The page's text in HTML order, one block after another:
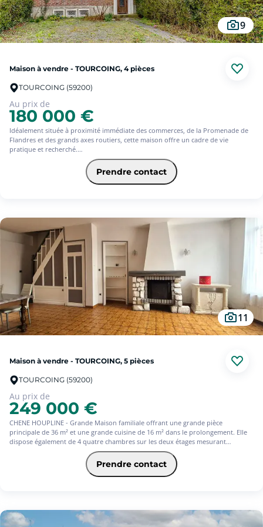
9
Maison à vendre - TOURCOING, 4 pièces
TOURCOING (59200)
Au prix de
180 000 €
Idéalement située à proximité immédiate des commerces, de la Promenade de
Flandres et des grands axes routiers, cette maison offre un cadre de vie
pratique et recherché.
Dès l'entrée, vous découvrez un vaste séjour en L, lumineux et parfaitement
agencé, ouvrant sur une cuisine semi ouverte qui allie convivialité et
À l'extérieur, vous serez séduit par un jardin d'environ 100 m², bien exposé,
chambre, un bureau ou une suite parentale selon vos besoins.
Une cave saine vient compléter ce bien, offrant un espace de stockage
supplémentaire toujours appréciable.
Stationnements aisés. transports à proximité .
Un bien à fort potentiel, idéal pour une famille ou un projet d'évolution !
Quelques travaux de rafraichissement sont à prévoir.
Toiture récente.
Les informations sur les risques auxquels ce bien est exposé sont disponibles
sur le site Géorisques : www. georisques.gouv.fr (5.88 % d'honoraires TTC à la
charge de l'acquéreur.)
Prendre contact
11
Maison à vendre - TOURCOING, 5 pièces
TOURCOING (59200)
Au prix de
249 000 €
CHENE HOUPLINE - Grande Maison familiale offrant une grande pièce
principale de 36 m² et une grande cuisine de 16 m² dans le prolongement. Elle
dispose également de 4 quatre chambres sur les deux étages mesurant
respectivement 17.5 m², 11.5 m² au premier, 15 m² au sol au second ; et d'une
salle de douche au rez-de-chaussée et d'une salle de bains à l'étage. Le jardin
est bien exposé. Le grand bonus : un grand garage de 50 m² accessible par la
rue et par le jardin. Un bien à personnaliser pour faire ressortir tout son
Prendre contact